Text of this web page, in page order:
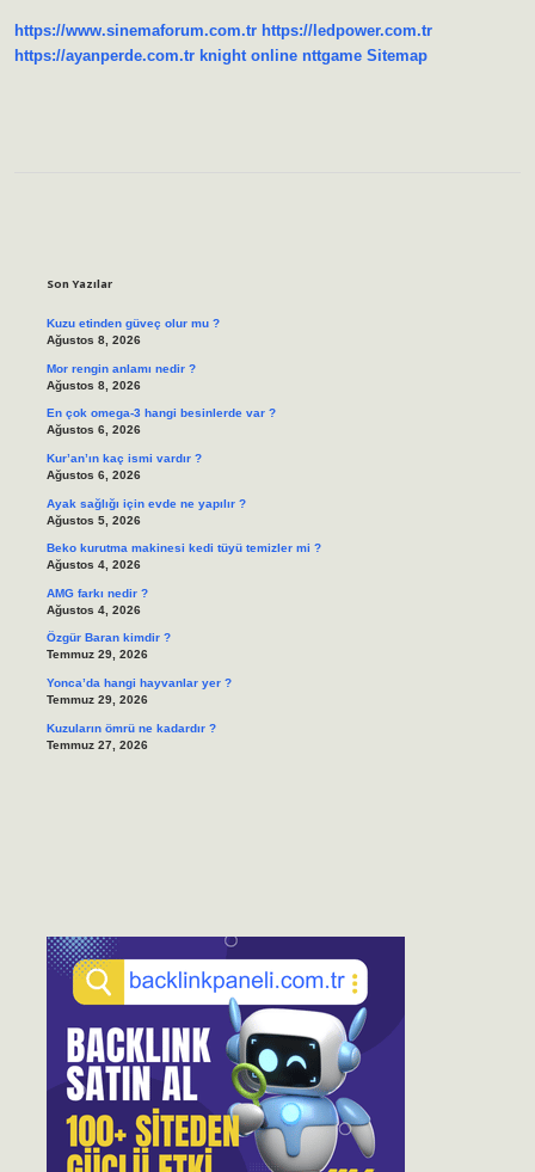
https://www.sinemaforum.com.tr https://ledpower.com.tr
https://ayanperde.com.tr knight online nttgame Sitemap
Son Yazılar
Kuzu etinden güveç olur mu ?
Ağustos 8, 2026
Mor rengin anlamı nedir ?
Ağustos 8, 2026
En çok omega-3 hangi besinlerde var ?
Ağustos 6, 2026
Kur’an’ın kaç ismi vardır ?
Ağustos 6, 2026
Ayak sağlığı için evde ne yapılır ?
Ağustos 5, 2026
Beko kurutma makinesi kedi tüyü temizler mi ?
Ağustos 4, 2026
AMG farkı nedir ?
Ağustos 4, 2026
Özgür Baran kimdir ?
Temmuz 29, 2026
Yonca’da hangi hayvanlar yer ?
Temmuz 29, 2026
Kuzuların ömrü ne kadardır ?
Temmuz 27, 2026